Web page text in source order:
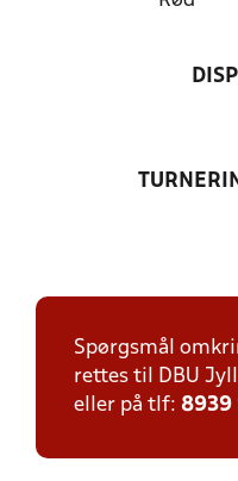
Spørgsmål
rettes til DBU
eller på tlf: 8939